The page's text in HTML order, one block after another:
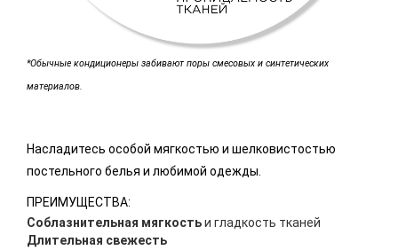
*Обычные кондиционеры забивают поры смесовых и синтетических
материалов.
Насладитесь особой мягкостью и шелковистостью
постельного белья и любимой одежды.
ПРЕИМУЩЕСТВА:
Соблазнительная мягкостьи гладкость тканей
Длительная свежесть